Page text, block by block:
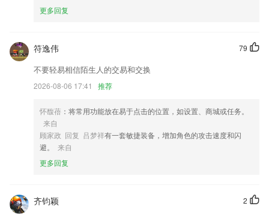
游戏内悬浮球优化
商店进行打分评论，说出您的使用经历，以帮助我们更好的对产品进行优
化修改。
更多回复
79
符逸伟
不要轻易相信陌生人的交易和交换
2026-08-06 17:41 推荐
怀馥蓓 ：将常用功能放在易于点击的位置，如设置、商城或任务。
来自
顾家政 回复 吕梦祥有一套敏捷装备，增加角色的攻击速度和闪
避。
来自
更多回复
2
齐钧颖